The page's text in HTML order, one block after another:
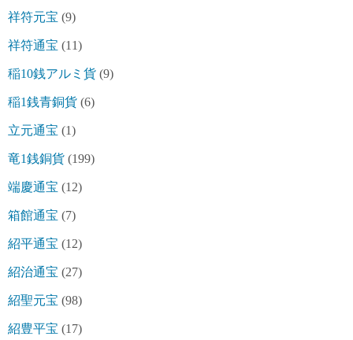
祥符元宝 (9)
祥符通宝 (11)
稲10銭アルミ貨 (9)
稲1銭青銅貨 (6)
立元通宝 (1)
竜1銭銅貨 (199)
端慶通宝 (12)
箱館通宝 (7)
紹平通宝 (12)
紹治通宝 (27)
紹聖元宝 (98)
紹豊平宝 (17)